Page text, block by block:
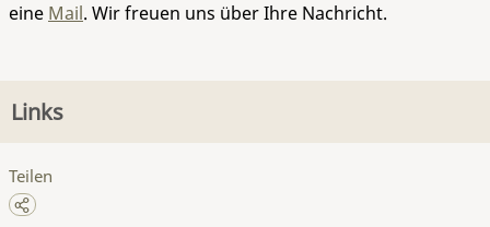
eine Mail. Wir freuen uns über Ihre Nachricht.
Links
Teilen